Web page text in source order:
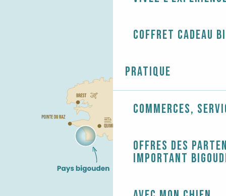
Coffret cadeau
Pratique
Commerces,
Offres des
Important